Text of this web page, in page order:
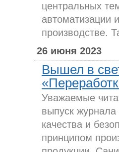
центральных
автоматизации
производстве.
26 июня 2023
Вышел в
Уважаемые
выпуск
качества и
принципом